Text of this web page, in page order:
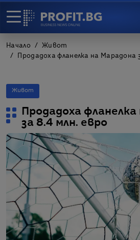
Начало
Живот
Продадоха фланелка на Марадона
Живот
Продадоха
за 8.4 млн. евро